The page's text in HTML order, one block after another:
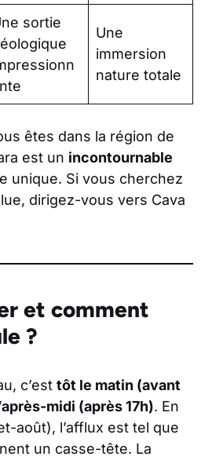
sortie
Une
immersion
nature totale
êtes dans la région de
est un incontournable
unique. Si vous cherchez
dirigez-vous vers Cava
et comment
?
c’est tôt le matin (avant
midi (après 17h). En
août), l’afflux est tel que
un casse-tête. La